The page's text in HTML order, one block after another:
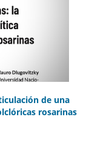
de una
rosarinas